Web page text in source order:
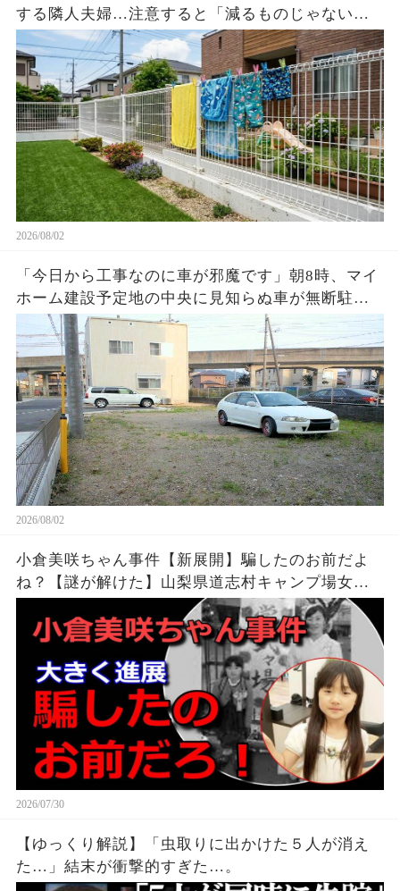
する隣人夫婦…注意すると「減るものじゃない」
と逆ギレ→濡れた洗濯物3枚と時刻入り映像を見せ
た瞬間…
2026/08/02
「今日から工事なのに車が邪魔です」朝8時、マイ
ホーム建設予定地の中央に見知らぬ車が無断駐
車…警察が見守る中、業者がショベルカーで周囲
を掘り始めると…
2026/08/02
小倉美咲ちゃん事件【新展開】騙したのお前だよ
ね？【謎が解けた】山梨県道志村キャンプ場女児
2026/07/30
【ゆっくり解説】「虫取りに出かけた５人が消え
た…」結末が衝撃的すぎた…。